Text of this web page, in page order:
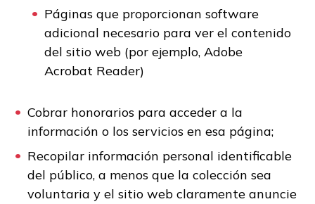
Páginas que proporcionan software
adicional necesario para ver el contenido
del sitio web (por ejemplo, Adobe
Acrobat Reader)
Cobrar honorarios para acceder a la
información o los servicios en esa página;
Recopilar información personal identificable
del público, a menos que la colección sea
voluntaria y el sitio web claramente anuncie